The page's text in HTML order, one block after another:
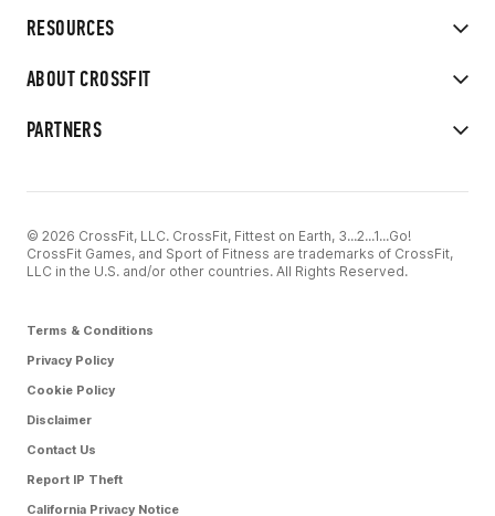
RESOURCES
ABOUT CROSSFIT
PARTNERS
© 2026 CrossFit, LLC. CrossFit, Fittest on Earth, 3...2...1...Go!
CrossFit Games, and Sport of Fitness are trademarks of CrossFit,
LLC in the U.S. and/or other countries. All Rights Reserved.
Terms & Conditions
Privacy Policy
Cookie Policy
Disclaimer
Contact Us
Report IP Theft
California Privacy Notice